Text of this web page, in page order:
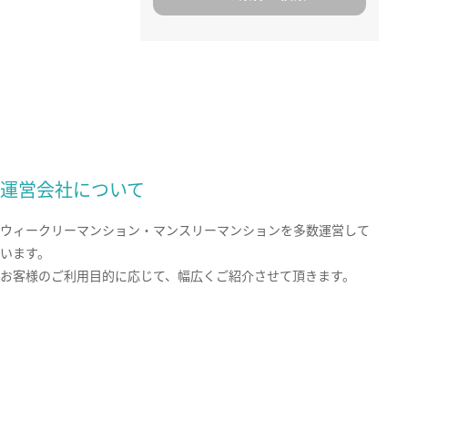
運営会社について
ウィークリーマンション・マンスリーマンションを多数運営して
います。
お客様のご利用目的に応じて、幅広くご紹介させて頂きます。